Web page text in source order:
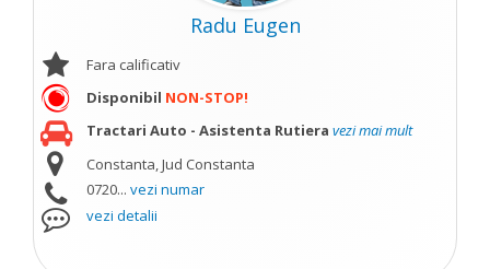
Radu Eugen
Fara calificativ
Disponibil NON-STOP!
Tractari Auto - Asistenta Rutiera vezi mai mult
Constanta, Jud Constanta
0720... vezi numar
vezi detalii